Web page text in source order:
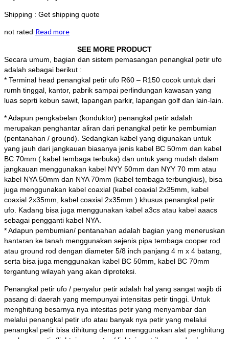
Shipping : Get shipping quote
not rated Read more
SEE MORE PRODUCT
Secara umum, bagian dan sistem pemasangan penangkal petir ufo
adalah sebagai berikut :
* Terminal head penangkal petir ufo R60 – R150 cocok untuk dari
rumh tinggal, kantor, pabrik sampai perlindungan kawasan yang
luas seprti kebun sawit, lapangan parkir, lapangan golf dan lain-lain.
* Adapun pengkabelan (konduktor) penangkal petir adalah
merupakan penghantar aliran dari penangkal petir ke pembumian
(pentanahan / ground). Sedangkan kabel yang digunakan untuk
yang jauh dari jangkauan biasanya jenis kabel BC 50mm dan kabel
BC 70mm ( kabel tembaga terbuka) dan untuk yang mudah dalam
jangkauan menggunakan kabel NYY 50mm dan NYY 70 mm atau
kabel NYA 50mm dan NYA 70mm (kabel tembaga terbungkus), bisa
juga menggunakan kabel coaxial (kabel coaxial 2x35mm, kabel
coaxial 2x35mm, kabel coaxial 2x35mm ) khusus penangkal petir
ufo. Kadang bisa juga menggunakan kabel a3cs atau kabel aaacs
sebagai pengganti kabel NYA.
* Adapun pembumian/ pentanahan adalah bagian yang meneruskan
hantaran ke tanah menggunakan sejenis pipa tembaga cooper rod
atau ground rod dengan diameter 5/8 inch panjang 4 m x 4 batang,
serta bisa juga menggunakan kabel BC 50mm, kabel BC 70mm
tergantung wilayah yang akan diproteksi.
Penangkal petir ufo / penyalur petir adalah hal yang sangat wajib di
pasang di daerah yang mempunyai intensitas petir tinggi. Untuk
menghitung besarnya nya intesitas petir yang menyambar dan
melalui penangkal petir ufo atau banyak nya petir yang melalui
penangkal petir bisa dihitung dengan menggunakan alat penghitung